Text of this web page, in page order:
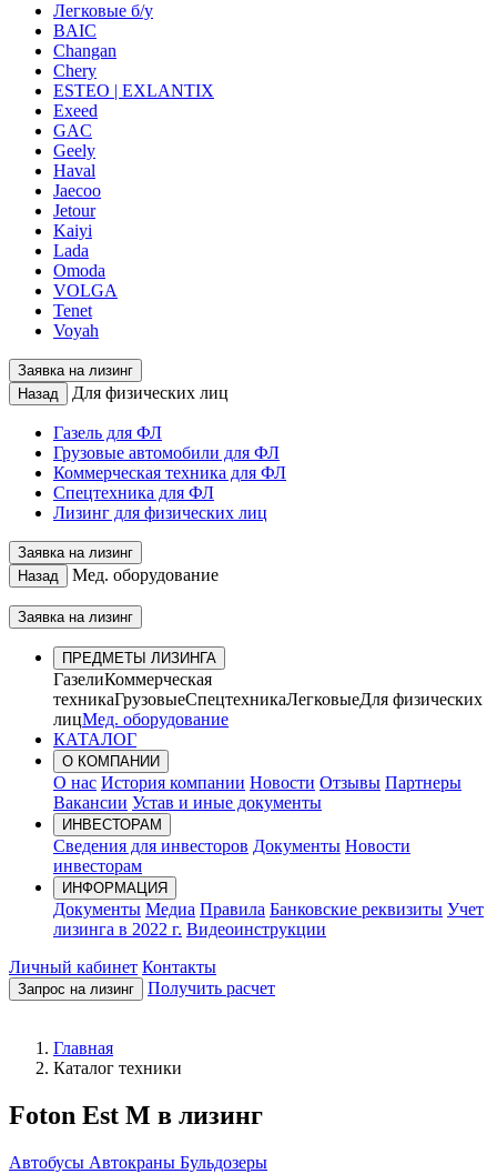
Легковые б/у
BAIC
Changan
Chery
ESTEO | EXLANTIX
Exeed
GAC
Geely
Haval
Jaecoo
Jetour
Kaiyi
Lada
Omoda
VOLGA
Tenet
Voyah
Заявка на лизинг
Назад
Для физических лиц
Газель для ФЛ
Грузовые автомобили для ФЛ
Коммерческая техника для ФЛ
Спецтехника для ФЛ
Лизинг для физических лиц
Заявка на лизинг
Назад
Мед. оборудование
Заявка на лизинг
ПРЕДМЕТЫ ЛИЗИНГА
ГазелиКоммерческая
техникаГрузовыеСпецтехникаЛегковыеДля физических
лицМед. оборудование
КАТАЛОГ
О КОМПАНИИ
О нас История компании Новости Отзывы Партнеры
Вакансии Устав и иные документы
ИНВЕСТОРАМ
Сведения для инвесторов Документы Новости
инвесторам
ИНФОРМАЦИЯ
Документы Медиа Правила Банковские реквизиты Учет
лизинга в 2022 г. Видеоинструкции
Личный кабинет Контакты
Запрос на лизинг Получить расчет
Главная
Каталог техники
Foton Est M в лизинг
Автобусы Автокраны Бульдозеры